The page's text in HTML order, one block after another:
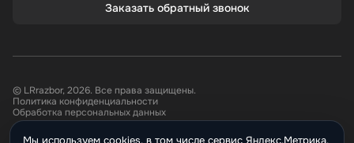
Заказать обратный звонок
© LRrazbor, 2026. Все права защищены.
Политика конфиденциальности
Обработка персональных данных
Мы используем cookies, в том числе сервис Яндекс.Метрика,